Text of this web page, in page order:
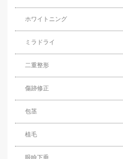
ホワイトニング
ミラドライ
二重整形
傷跡修正
包茎
植毛
眼瞼下垂